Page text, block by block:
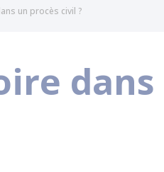
un procès civil ?
dans